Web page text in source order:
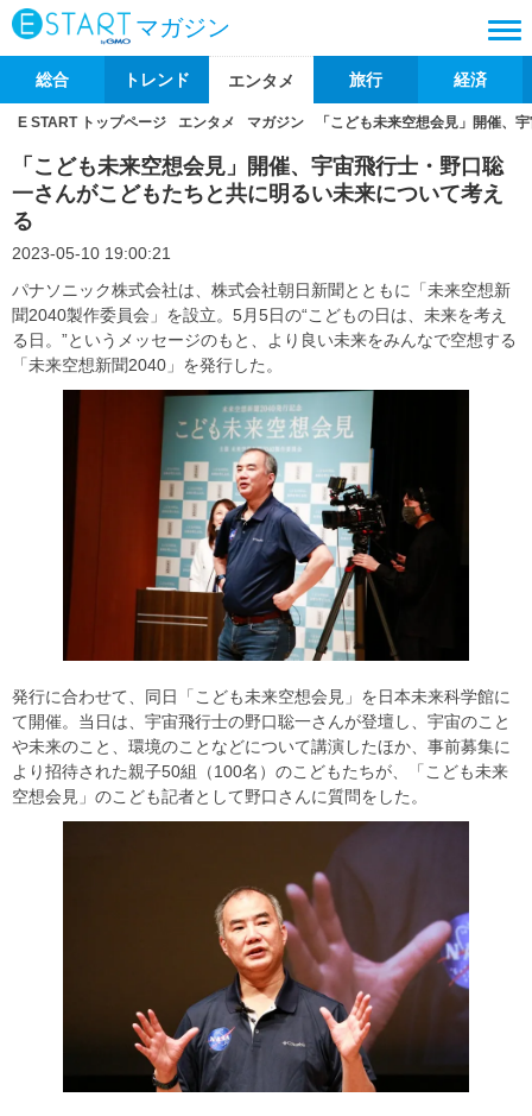
マガジン
総合 トレンド エンタメ 旅行 経済
E START トップページ エンタメ マガジン 「こども未来空想会見」開催、
「こども未来空想会見」開催、宇宙飛行士・野口聡
一さんがこどもたちと共に明るい未来について考え
る
2023-05-10 19:00:21
パナソニック株式会社は、株式会社朝日新聞とともに「未来空想新
聞2040製作委員会」を設立。5月5日の“こどもの日は、未来を考え
る日。”というメッセージのもと、より良い未来をみんなで空想する
「未来空想新聞2040」を発行した。
発行に合わせて、同日「こども未来空想会見」を日本未来科学館に
て開催。当日は、宇宙飛行士の野口聡一さんが登壇し、宇宙のこと
や未来のこと、環境のことなどについて講演したほか、事前募集に
より招待された親子50組（100名）のこどもたちが、「こども未来
空想会見」のこども記者として野口さんに質問をした。